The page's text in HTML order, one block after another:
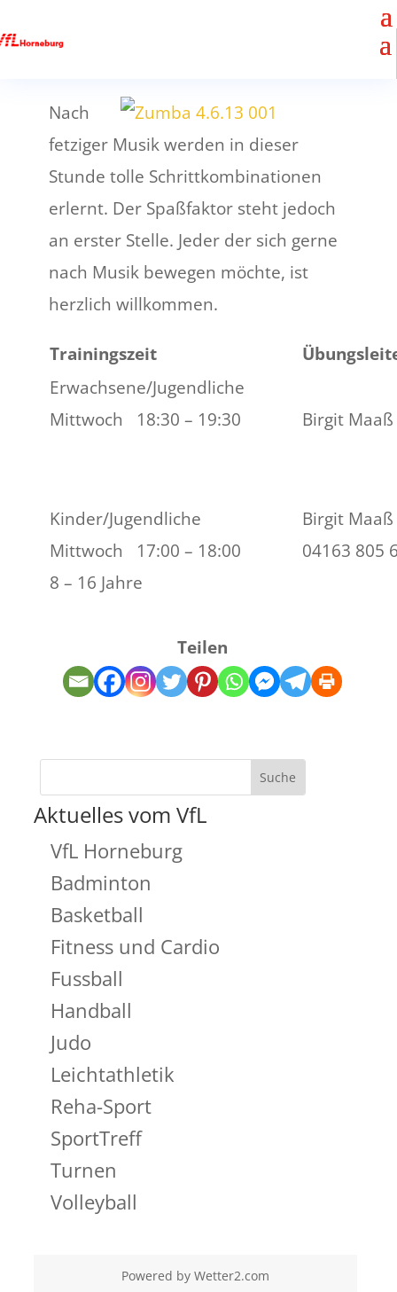
Nach
fetziger Musik werden in dieser
Stunde tolle Schrittkombinationen
erlernt. Der Spaßfaktor steht jedoch
an erster Stelle. Jeder der sich gerne
nach Musik bewegen möchte, ist
herzlich willkommen.
Trainingszeit
Erwachsene/Jugendliche
Mittwoch 18:30 – 19:30
Birgit Maaß
Kinder/Jugendliche
Mittwoch 17:00 – 18:00
8 – 16 Jahre
Birgit Maaß
04163 805
Teilen
Aktuelles vom VfL
VfL Horneburg
Badminton
Basketball
Fitness und Cardio
Fussball
Handball
Judo
Leichtathletik
Reha-Sport
SportTreff
Turnen
Volleyball
Powered by Wetter2.com